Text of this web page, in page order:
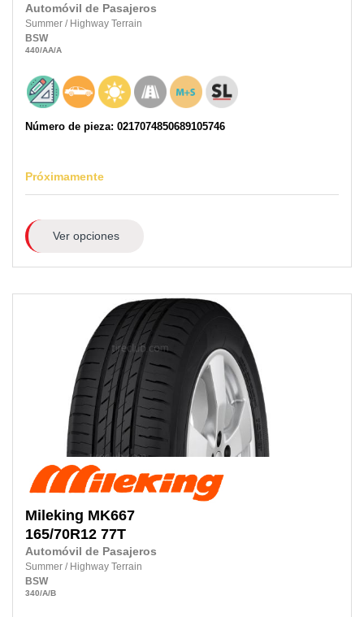
Automóvil de Pasajeros
Summer / Highway Terrain
BSW
440/AA/A
Número de pieza: 0217074850689105746
Próximamente
Ver opciones
Mileking MK667
165/70R12 77T
Automóvil de Pasajeros
Summer / Highway Terrain
BSW
340/A/B